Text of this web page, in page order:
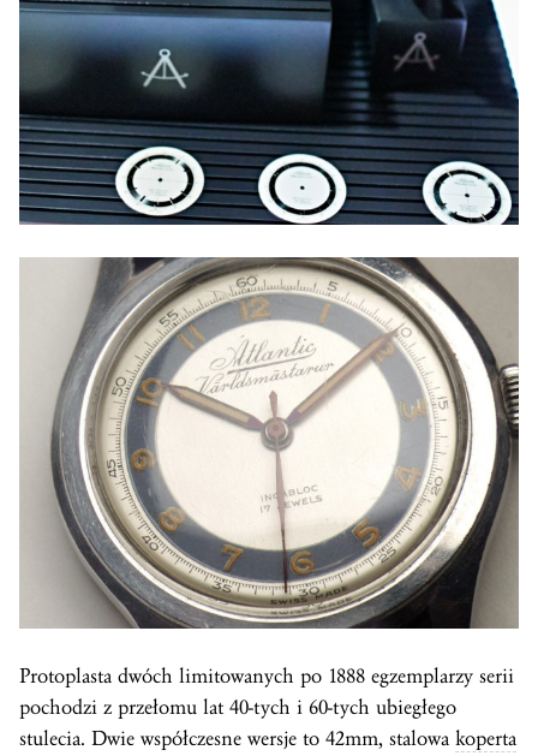
Protoplasta dwóch limitowanych po 1888 egzemplarzy serii
pochodzi z przełomu lat 40-tych i 60-tych ubiegłego
stulecia. Dwie współczesne wersje to 42mm, stalowa koperta